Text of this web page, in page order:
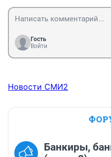
Гость
Войти
Новости СМИ2
Банкиры,